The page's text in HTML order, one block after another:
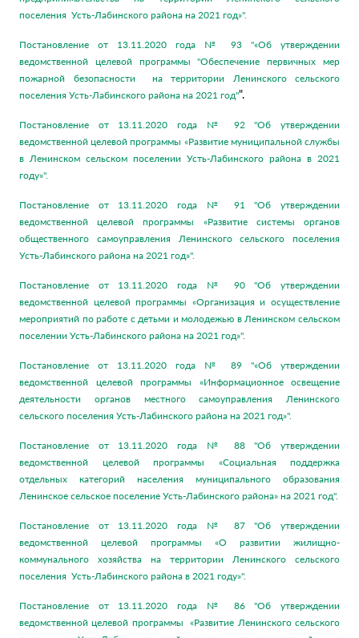
поселения Усть-Лабинского района на 2021 год»".
Постановление от 13.11.2020 года № 93 "«Об утверждении
ведомственной целевой программы "Обеспечение первичных мер
пожарной безопасности на территории Ленинского сельского
поселения Усть-Лабинского района на 2021 год"".
Постановление от 13.11.2020 года № 92 "Об утверждении
ведомственной целевой программы «Развитие муниципальной службы
в Ленинском сельском поселении Усть-Лабинского района в 2021
году»".
Постановление от 13.11.2020 года № 91 "Об утверждении
ведомственной целевой программы «Развитие системы органов
общественного самоуправления Ленинского сельского поселения
Усть-Лабинского района на 2021 год»".
Постановление от 13.11.2020 года № 90 "Об утверждении
ведомственной целевой программы «Организация и осуществление
мероприятий по работе с детьми и молодежью в Ленинском сельском
поселении Усть-Лабинского района на 2021 год»".
Постановление от 13.11.2020 года № 89 "«Об утверждении
ведомственной целевой программы «Информационное освещение
деятельности органов местного самоуправления Ленинского
сельского поселения Усть-Лабинского района на 2021 год»".
Постановление от 13.11.2020 года № 88 "Об утверждении
ведомственной целевой программы «Социальная поддержка
отдельных категорий населения муниципального образования
Ленинское сельское поселение Усть-Лабинского района» на 2021 год".
Постановление от 13.11.2020 года № 87 "Об утверждении
ведомственной целевой программы «О развитии жилищно-
коммунального хозяйства на территории Ленинского сельского
поселения Усть-Лабинского района в 2021 году»".
Постановление от 13.11.2020 года № 86 "Об утверждении
ведомственной целевой программы «Развитие Ленинского сельского